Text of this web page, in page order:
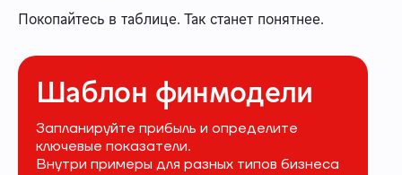
Покопайтесь в таблице. Так станет понятнее.
Шаблон финмодели
Запланируйте прибыль и определите
ключевые показатели.
Внутри примеры для разных типов бизнеса